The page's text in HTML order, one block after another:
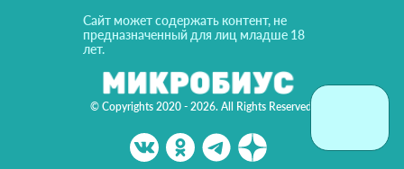
© Copyrights 2020 - 2026. All Rights Reserved!
Сайт может содержать контент, не
предназначенный для лиц младше 18
лет.